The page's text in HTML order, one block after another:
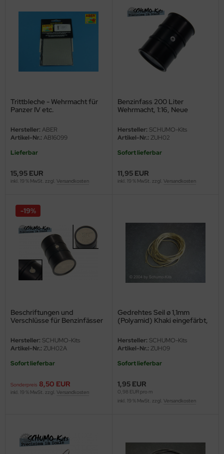
Trittbleche - Wehrmacht für
Panzer IV etc.
Hersteller: ABER
Artikel-Nr.: AB16099
Lieferbar
15,95 EUR
inkl. 19 % MwSt. zzgl. Versandkosten
Benzinfass 200 Liter
Wehrmacht, 1:16, Neue
Hersteller: SCHUMO-Kits
Artikel-Nr.: ZUH02
Sofort lieferbar
11,95 EUR
inkl. 19 % MwSt. zzgl. Versandkosten
Beschriftungen und
Verschlüsse für Benzinfässer
Hersteller: SCHUMO-Kits
Artikel-Nr.: ZUH02A
Sofort lieferbar
Sonderpreis 8,50 EUR
-19%
inkl. 19 % MwSt. zzgl. Versandkosten
Gedrehtes Seil ø 1,1mm
(Polyamid) Khaki eingefärbt,
Hersteller: SCHUMO-Kits
Artikel-Nr.: ZUH09
Sofort lieferbar
1,95 EUR
0,98 EUR pro m
inkl. 19 % MwSt. zzgl. Versandkosten
Hobbies
Lights
Model
Field Model
Kits
Art
Hobby
Decals